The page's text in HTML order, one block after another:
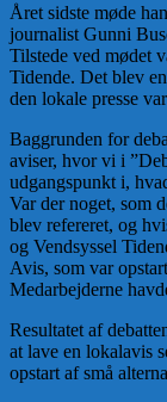
Året sidste møde
journalist Gunni
Tilstede ved mødet
Tidende. Det blev
den lokale presse
Baggrunden for
aviser, hvor vi i
udgangspunkt i,
Var der noget, som
blev refereret, og
og Vendsyssel
Avis, som var
Medarbejderne
Resultatet af
at lave en lokalavis
opstart af små